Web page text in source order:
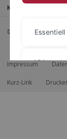
Kontaktinfo
© 2026 Eberhard
Impressum
Kurz-Link
Essentiell
Videos